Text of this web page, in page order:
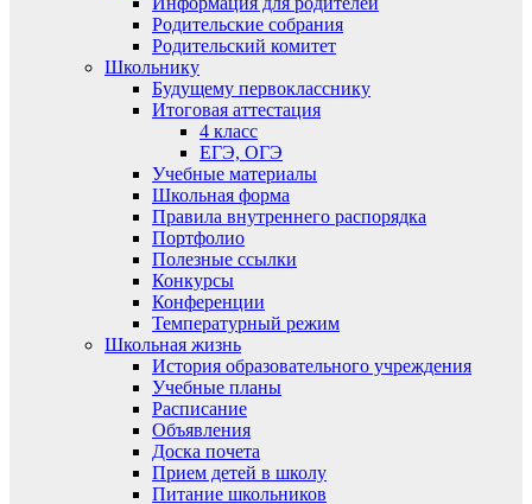
Родительские собрания
Родительский комитет
Школьнику
Будущему первокласснику
Итоговая аттестация
4 класс
ЕГЭ, ОГЭ
Учебные материалы
Школьная форма
Правила внутреннего распорядка
Портфолио
Полезные ссылки
Конкурсы
Конференции
Температурный режим
Школьная жизнь
История образовательного учреждения
Учебные планы
Расписание
Объявления
Доска почета
Прием детей в школу
Питание школьников